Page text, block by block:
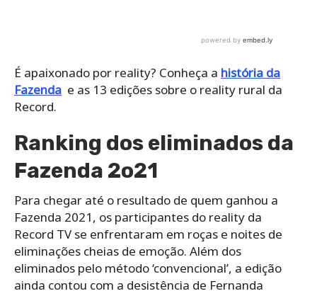
É apaixonado por reality? Conheça a história da
Fazenda e as 13 edições sobre o reality rural da
Record.
Ranking dos eliminados da
Fazenda 2o21
Para chegar até o resultado de quem ganhou a
Fazenda 2021, os participantes do reality da
Record TV se enfrentaram em roças e noites de
eliminações cheias de emoção. Além dos
eliminados pelo método ‘convencional’, a edição
ainda contou com a desistência de Fernanda